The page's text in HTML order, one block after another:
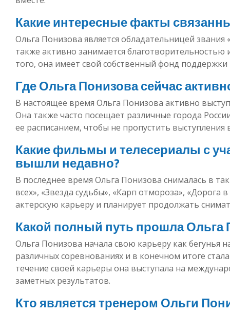
Какие интересные факты
Ольга Понизова является обладательницей звания
также активно занимается
того, она имеет свой собственный фонд
Где Ольга Понизова сейчас
В настоящее время Ольга Понизова активно
Она также часто посещает различные города
ее расписанием, чтобы не пропустить
Какие фильмы и телесериалы с
вышли недавно?
В последнее время Ольга Понизова снималась в
всех», «Звезда судьбы», «Карп отмороза», «Дорога
актерскую карьеру и планирует продолжать
Какой полный путь прошла Ольга
Ольга Понизова начала свою карьеру как бегунья
различных соревнованиях и в конечном итоге
течение своей карьеры она выступала на
заметных результатов.
Кто является тренером Ольги